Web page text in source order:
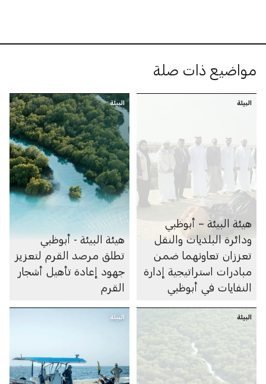
مواضيع ذات صلة
البيئة
هيئة البيئة – أبوظبي
ودائرة البلديات والنقل
تعززان تعاونهما ضمن
مبادرات استراتيجية إدارة
النفايات في أبوظبي
البيئة
هيئة البيئة - أبوظبي
تطلق مرصد القرم لتعزيز
جهود إعادة تأهيل أشجار
القرم
البيئة البيئة